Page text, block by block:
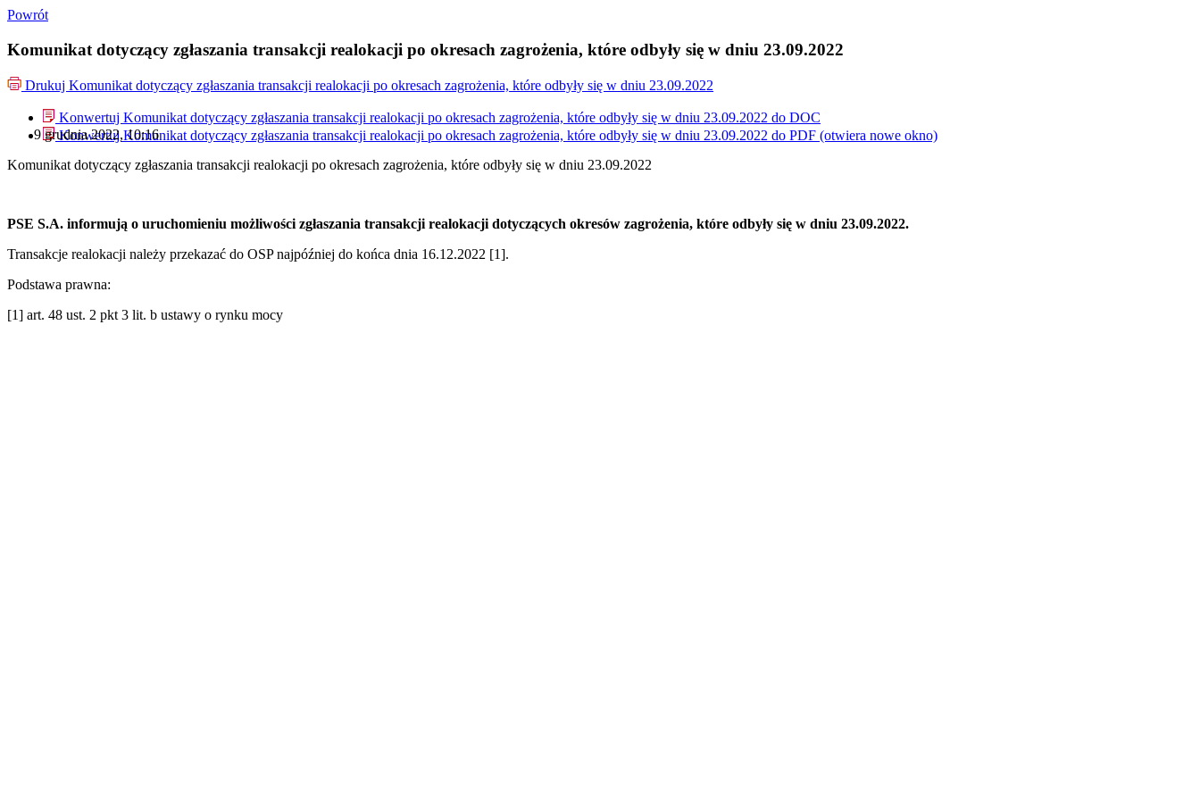
Powrót
Komunikat dotyczący zgłaszania transakcji realokacji po okresach zagrożenia, które odbyły się w dniu 23.09.2022
Drukuj Komunikat dotyczący zgłaszania transakcji realokacji po okresach zagrożenia, które odbyły się w dniu 23.09.2022
Konwertuj Komunikat dotyczący zgłaszania transakcji realokacji po okresach zagrożenia, które odbyły się w dniu 23.09.2022 do DOC
Konwertuj Komunikat dotyczący zgłaszania transakcji realokacji po okresach zagrożenia, które odbyły się w dniu 23.09.2022 do PDF (otwiera nowe okno)
9 grudnia 2022, 10:16
Komunikat dotyczący zgłaszania transakcji realokacji po okresach zagrożenia, które odbyły się w dniu 23.09.2022
PSE S.A. informują o uruchomieniu możliwości zgłaszania transakcji realokacji dotyczących okresów zagrożenia, które odbyły się w dniu 23.09.2022.
Transakcje realokacji należy przekazać do OSP najpóźniej do końca dnia 16.12.2022 [1].
Podstawa prawna:
[1] art. 48 ust. 2 pkt 3 lit. b ustawy o rynku mocy